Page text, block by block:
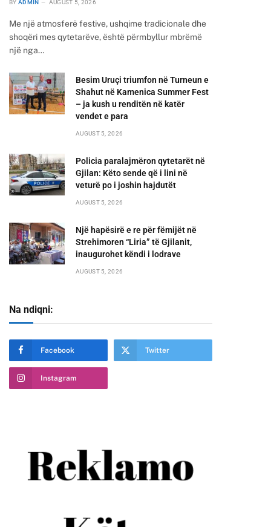
BY ADMIN AUGUST 5, 2026
Me një atmosferë festive, ushqime tradicionale dhe
shoqëri mes qytetarëve, është përmbyllur mbrëmë
një nga…
Besim Uruçi triumfon në Turneun e
Shahut në Kamenica Summer Fest
– ja kush u renditën në katër
vendet e para
AUGUST 5, 2026
Policia paralajmëron qytetarët në
Gjilan: Këto sende që i lini në
veturë po i joshin hajdutët
AUGUST 5, 2026
Një hapësirë e re për fëmijët në
Strehimoren “Liria” të Gjilanit,
inaugurohet këndi i lodrave
AUGUST 5, 2026
Na ndiqni:
Facebook Twitter
Instagram